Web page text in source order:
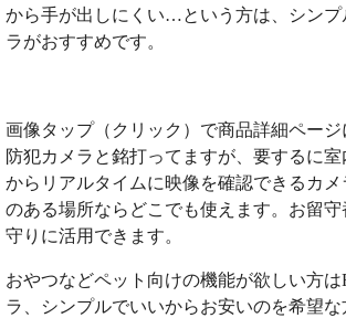
から手が出しにくい…という方は、シンプ
ラがおすすめです。
画像タップ（クリック）で商品詳細ページ
防犯カメラと銘打ってますが、要するに
からリアルタイムに映像を確認できるカ
のある場所ならどこでも使えます。お留
守りに活用できます。
おやつなどペット向けの機能が欲しい方は
ラ、シンプルでいいからお安いのを希望